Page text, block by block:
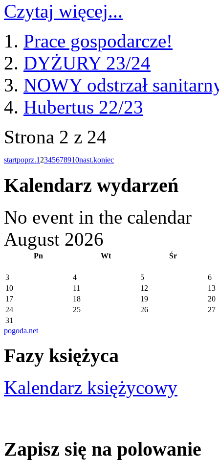
Czytaj więcej...
Prace gospodarcze!
DYŻURY 23/24
NOWY odstrzał
Hubertus 22/23
Strona 2 z 24
startpoprz.1 2345678910nast.koniec
Kalendarz wydarzeń
No event in the calendar
August 2026
Pn Wt Śr
3 4 5
6
10
11 12
13
17
18 19
20
24
25 26
27
31
pogoda.net
Fazy księżyca
Kalendarz księżycowy
Zapisz się na polowanie